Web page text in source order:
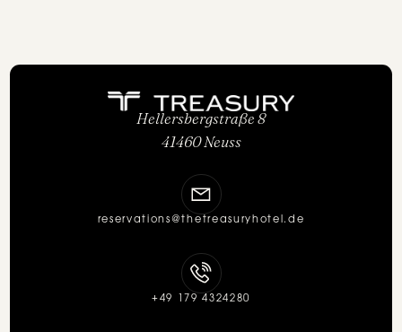
reservations@thetreasuryhotel.de
Hellersbergstraße 8
41460 Neuss
+49 179 4324280